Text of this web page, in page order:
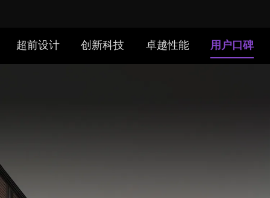
超前设计 创新科技 卓越性能 用户口碑